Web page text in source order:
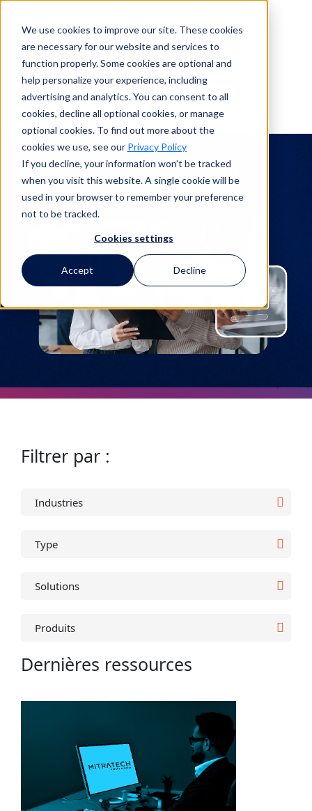
We use cookies to improve our site. These cookies
are necessary for our website and services to
function properly. Some cookies are optional and
help personalize your experience, including
advertising and analytics. You can consent to all
cookies, decline all optional cookies, or manage
optional cookies. To find out more about the
cookies we use, see our Privacy Policy
If you decline, your information won’t be tracked
when you visit this website. A single cookie will be
used in your browser to remember your preference
not to be tracked.
Cookies settings
Accept Decline
Recherche
Détention Légale
Filtrer par :
Industries
Type
Solutions
Produits
Dernières ressources